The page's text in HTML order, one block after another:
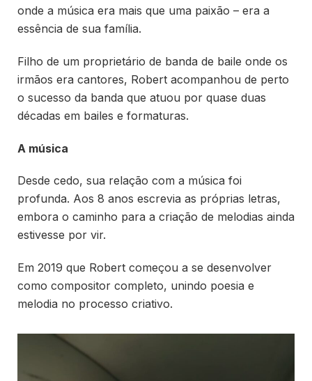
onde a música era mais que uma paixão – era a
essência de sua família.
Filho de um proprietário de banda de baile onde os
irmãos era cantores, Robert acompanhou de perto
o sucesso da banda que atuou por quase duas
décadas em bailes e formaturas.
A música
Desde cedo, sua relação com a música foi
profunda. Aos 8 anos escrevia as próprias letras,
embora o caminho para a criação de melodias ainda
estivesse por vir.
Em 2019 que Robert começou a se desenvolver
como compositor completo, unindo poesia e
melodia no processo criativo.